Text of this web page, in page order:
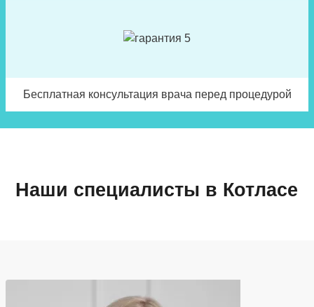
Бесплатная консультация врача перед процедурой
Наши специалисты в Котласе